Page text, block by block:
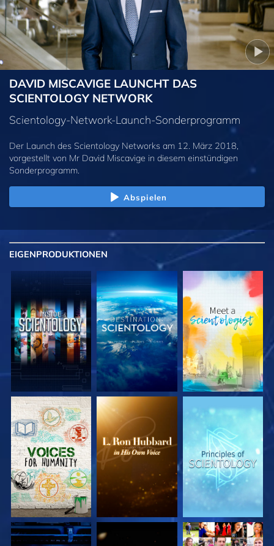
DAVID MISCAVIGE LAUNCHT DAS
SCIENTOLOGY NETWORK
Scientology-Network-Launch-Sonderprogramm
Der Launch des Scientology Networks am 12. März 2018,
vorgestellt von Mr David Miscavige in diesem einstündigen
Sonderprogramm.
Abspielen
EIGENPRODUKTIONEN
SERIE
ENTDECKEN
SERIE
ENTDECKEN
SERIE
ENTDECKEN